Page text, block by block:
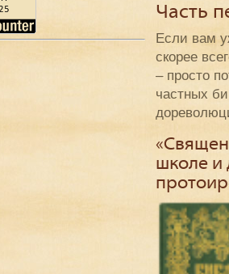
Часть
Если вам
скорее
– просто
частных
школе и